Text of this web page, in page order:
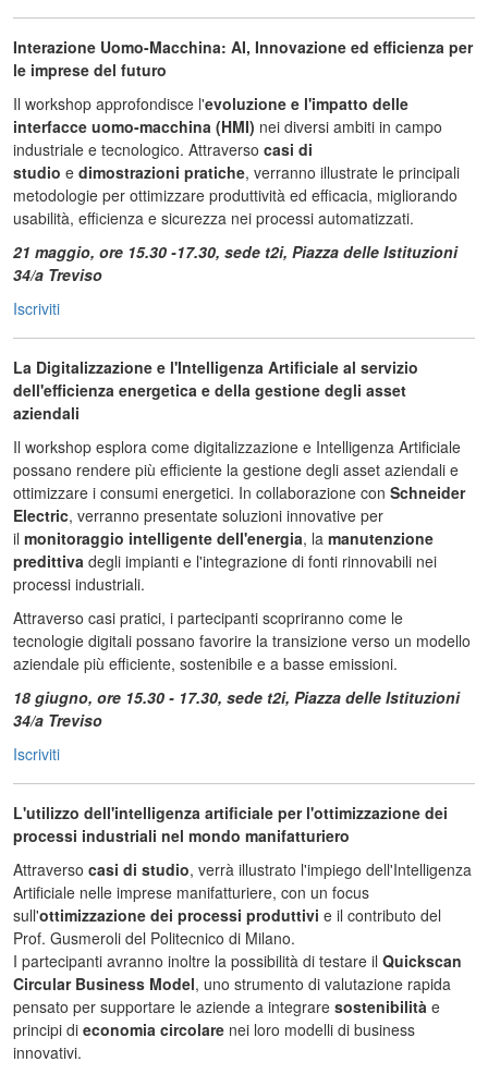
Interazione Uomo-Macchina: AI, Innovazione ed efficienza per
le imprese del futuro
Il workshop approfondisce l'evoluzione e l'impatto delle
interfacce uomo-macchina (HMI) nei diversi ambiti in campo
industriale e tecnologico. Attraverso casi di
studio e dimostrazioni pratiche, verranno illustrate le principali
metodologie per ottimizzare produttività ed efficacia, migliorando
usabilità, efficienza e sicurezza nei processi automatizzati.
21 maggio, ore 15.30 -17.30, sede t2i, Piazza delle Istituzioni
34/a Treviso
Iscriviti
La Digitalizzazione e l'Intelligenza Artificiale al servizio
dell'efficienza energetica e della gestione degli asset
aziendali
Il workshop esplora come digitalizzazione e Intelligenza Artificiale
possano rendere più efficiente la gestione degli asset aziendali e
ottimizzare i consumi energetici. In collaborazione con Schneider
Electric, verranno presentate soluzioni innovative per
il monitoraggio intelligente dell'energia, la manutenzione
predittiva degli impianti e l'integrazione di fonti rinnovabili nei
processi industriali.
Attraverso casi pratici, i partecipanti scopriranno come le
tecnologie digitali possano favorire la transizione verso un modello
aziendale più efficiente, sostenibile e a basse emissioni.
18 giugno, ore 15.30 - 17.30, sede t2i, Piazza delle Istituzioni
34/a Treviso
Iscriviti
L'utilizzo dell'intelligenza artificiale per l'ottimizzazione dei
processi industriali nel mondo manifatturiero
Attraverso casi di studio, verrà illustrato l'impiego dell'Intelligenza
Artificiale nelle imprese manifatturiere, con un focus
sull'ottimizzazione dei processi produttivi e il contributo del
Prof. Gusmeroli del Politecnico di Milano.
I partecipanti avranno inoltre la possibilità di testare il Quickscan
Circular Business Model, uno strumento di valutazione rapida
pensato per supportare le aziende a integrare sostenibilità e
principi di economia circolare nei loro modelli di business
innovativi.